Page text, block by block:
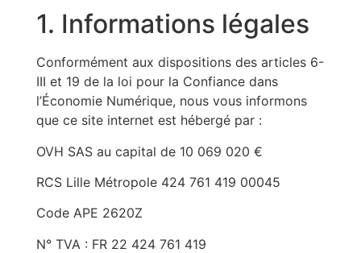
1. Informations légales
Conformément aux dispositions des articles 6-
III et 19 de la loi pour la Confiance dans
l’Économie Numérique, nous vous informons
que ce site internet est hébergé par :
OVH SAS au capital de 10 069 020 €
RCS Lille Métropole 424 761 419 00045
Code APE 2620Z
N° TVA : FR 22 424 761 419